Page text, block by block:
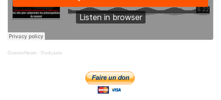
GuineeNews · Podcasts